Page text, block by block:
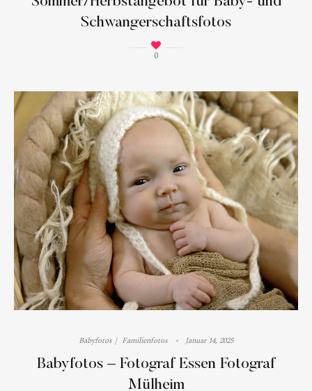
Schwangerschaftsfotos
0
Babyfotos Familienfotos Januar 14, 2025
Babyfotos – Fotograf Essen Fotograf
Mülheim